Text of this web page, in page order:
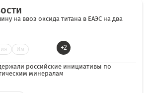
на ввоз оксида титана в ЕАЭС на два
Им +2
российские инициативы по
минералам